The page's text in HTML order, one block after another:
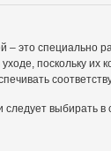
– это специально
поскольку
следует выбирать